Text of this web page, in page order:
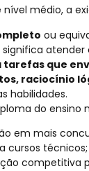
médio, a
ou
significa
tarefas que
raciocínio
habilidades.
do
em mais
cursos técnicos;
competitiva